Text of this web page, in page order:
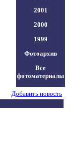
2001
2000
1999
Фотоархив
Все
фотоматериалы
Добавить новость